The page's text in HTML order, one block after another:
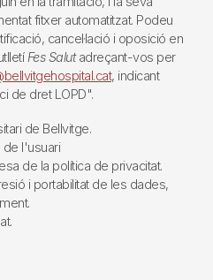
fitxer automatitzat. Podeu
cancel·lació i oposició en
Fes Salutadreçant-vos per
, indicant
de dret LOPD".
de Bellvitge.
de l'usuari
de la política de privacitat.
i portabilitat de les dades,